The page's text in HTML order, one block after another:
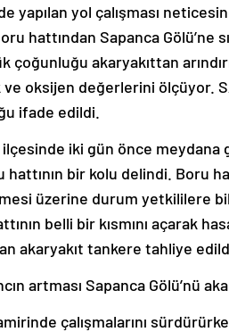
yapılan yol çalışması
hattından Sapanca Gölü’ne
çoğunluğu akaryakıttan
oksijen değerlerini ölçüyor.
ifade edildi.
iki gün önce meydana
hattının bir kolu delindi. Boru
üzerine durum yetkililere
belli bir kısmını açarak
akaryakıt tankere tahliye
artması Sapanca Gölü’nü
çalışmalarını